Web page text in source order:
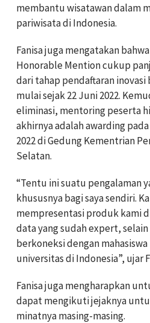
membantu wisatawan dalam
pariwisata di Indonesia.
Fanisa juga mengatakan
Honorable Mention cukup
dari tahap pendaftaran
mulai sejak 22 Juni 2022.
eliminasi, mentoring peserta
akhirnya adalah awarding
2022 di Gedung Kementrian
Selatan.
“Tentu ini suatu pengalaman
khususnya bagi saya sendiri.
mempresentasi produk kami
data yang sudah expert,
berkoneksi dengan
universitas di Indonesia”, ujar
Fanisa juga mengharapkan
dapat mengikuti jejaknya
minatnya masing-masing.